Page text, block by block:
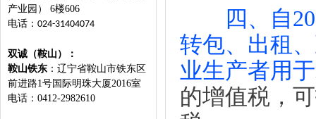
产业园） 6楼606
电话： 024-31404074
双诚（鞍山）：
鞍山铁东 ：辽宁省鞍山市铁东区
前进路1号国际明珠大厦2016室
电话：0412-2982610
四、自
转包、出租
业生产者用
的增值税，